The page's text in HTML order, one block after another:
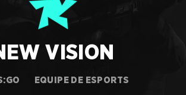
VISION
EQUIPE DE ESPORTS